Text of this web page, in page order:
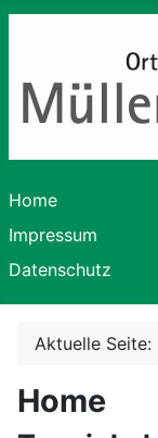
Home
Impressum
Datenschutz
Aktuelle Seite:
Home